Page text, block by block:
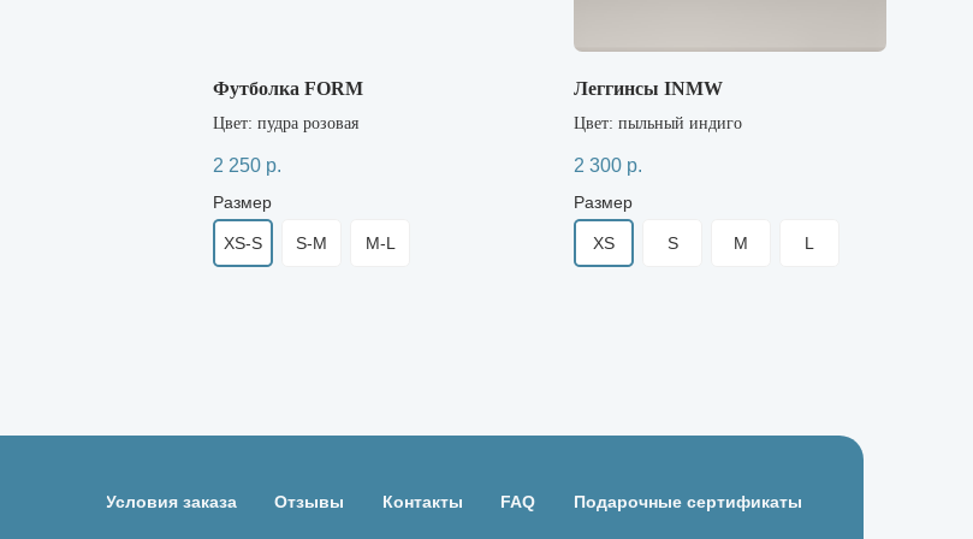
Футболка FORM
Цвет: пудра розовая
2 250 р.
Размер
XS-S S-M M-L
Леггинсы INMW
Цвет: пыльный индиго
2 300 р.
Размер
XS S M L
Отзывы Контакты FAQ
Условия заказа Подарочные сертификаты